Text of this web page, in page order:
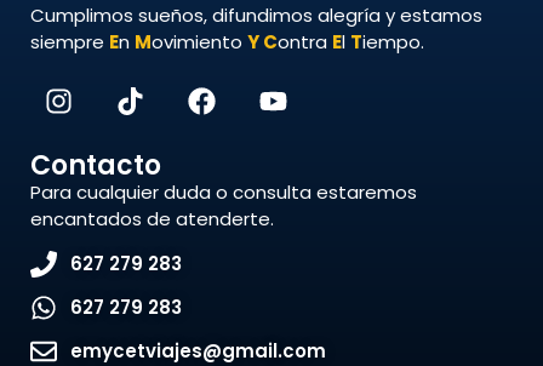
Cumplimos sueños, difundimos alegría y estamos
siempre En Movimiento YContra El Tiempo.
Contacto
Para cualquier duda o consulta estaremos
encantados de atenderte.
627 279 283
627 279 283
emycetviajes@gmail.com